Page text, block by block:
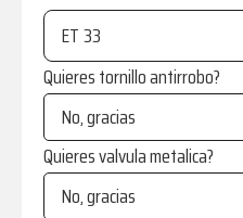
ET
Quieres tornillo antirrobo?
Quieres valvula metalica?